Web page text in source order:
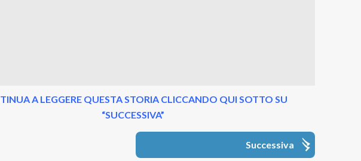
A LEGGERE QUESTA STORIA CLICCANDO QUI SOTTO SU
“SUCCESSIVA”
Successiva